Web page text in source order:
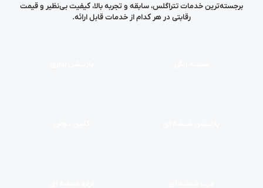
برجسته‌ترین خدمات تتراگلس، سابقه و تجربه بالا، کیفیت بی‌نظیر و قیمت
رقابتی در هر کدام از خدمات قابل ارائه.